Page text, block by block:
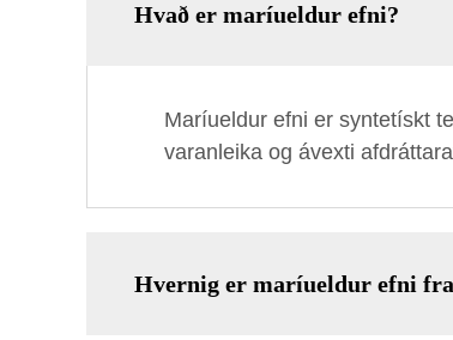
Hvað er maríueldur efni?
Maríueldur efni er syntetískt
varanleika og ávexti
Hvernig er maríueldur efni